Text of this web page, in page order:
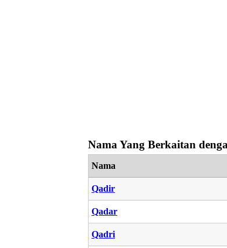
Nama Yang Berkaitan
Nama
Qadir
Qadar
Qadri